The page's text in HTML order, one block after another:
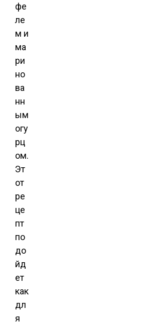
фе
ле
м и
ма
ри
но
ва
нн
ым
огу
рц
ом.
Эт
от
ре
це
пт
по
до
йд
ет
как
дл
я